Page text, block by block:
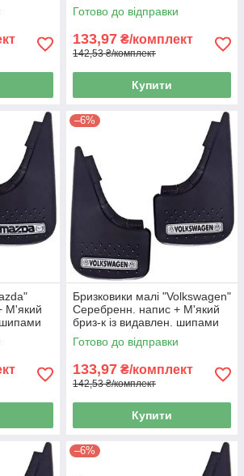
"Елегант"(2шт)
Готово до відправки
133,97 ₴/комплект
142,53 ₴/комплект
Купити
М'який
шипами
–6%
Бризковики малі "Volkswagen"
Серебренн. напис + М'який
бриз-к із видавлен. шипами
"Елегант"(2шт)
Готово до відправки
133,97 ₴/комплект
142,53 ₴/комплект
Купити
–6%